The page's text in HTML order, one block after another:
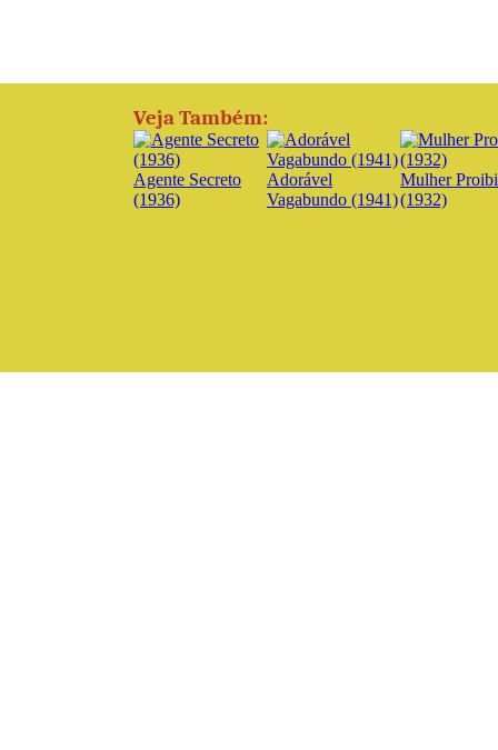
Veja Também:
Agente Secreto
(1936)
Adorável
Vagabundo (1941)
Mulher
(1932)